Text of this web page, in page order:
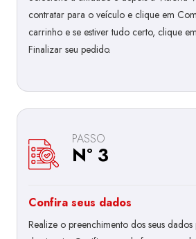
contratar para o veículo e clique em
carrinho e se estiver tudo certo, clique
Finalizar seu pedido.
PASSO
Nº 3
Confira seus dados
Realize o preenchimento dos seus